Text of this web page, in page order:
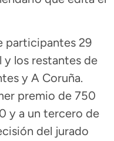
participantes 29
y los restantes de
y A Coruña.
premio de 750
y a un tercero de
del jurado